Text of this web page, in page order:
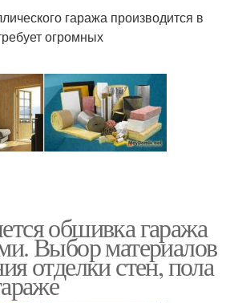
гаража производится в
огромных
обшивка гаража
Выбор материалов
отделки стен, пола